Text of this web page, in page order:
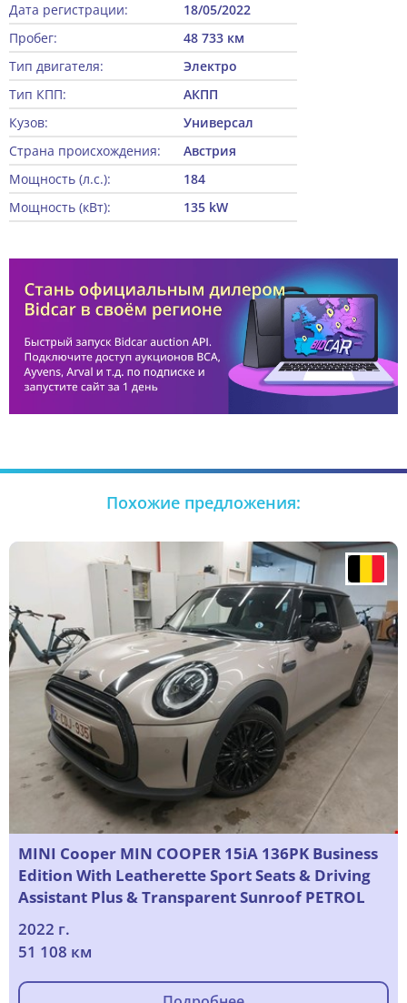
Дата регистрации:
18/05/2022
Пробег:
48 733 км
Тип двигателя:
Электро
Тип КПП:
АКПП
Кузов:
Универсал
Страна происхождения:
Австрия
Мощность (л.с.):
184
Мощность (кВт):
135 kW
Похожие предложения:
MINI Cooper MIN COOPER 15iA 136PK Business
Edition With Leatherette Sport Seats & Driving
Assistant Plus & Transparent Sunroof PETROL
2022 г.
51 108 км